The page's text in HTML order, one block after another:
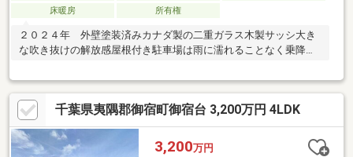
床暖房
所有権
２０２４年 外壁塗装済みカナダ製の二重ガラス木製サッシ大き
な吹き抜けの解放感屋根付き駐車場は雨に濡れることなく乗降が
千葉県夷隅郡御宿町御宿台 3,200万円 4LDK
3,200万円